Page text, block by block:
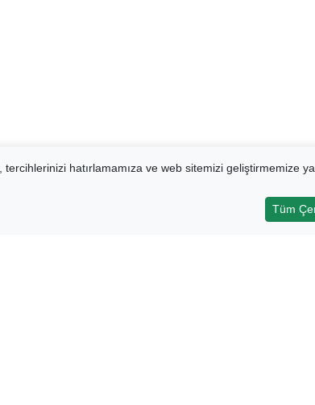
hatırlamamıza ve web sitemizi geliştirmemize
Tüm